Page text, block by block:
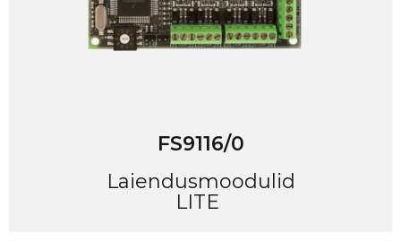
FS9116/0
Laiendusmoodulid
LITE